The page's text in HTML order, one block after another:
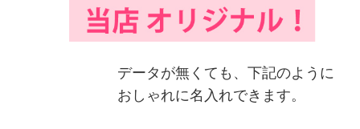
データが無くても、下記のように
おしゃれに名入れできます。